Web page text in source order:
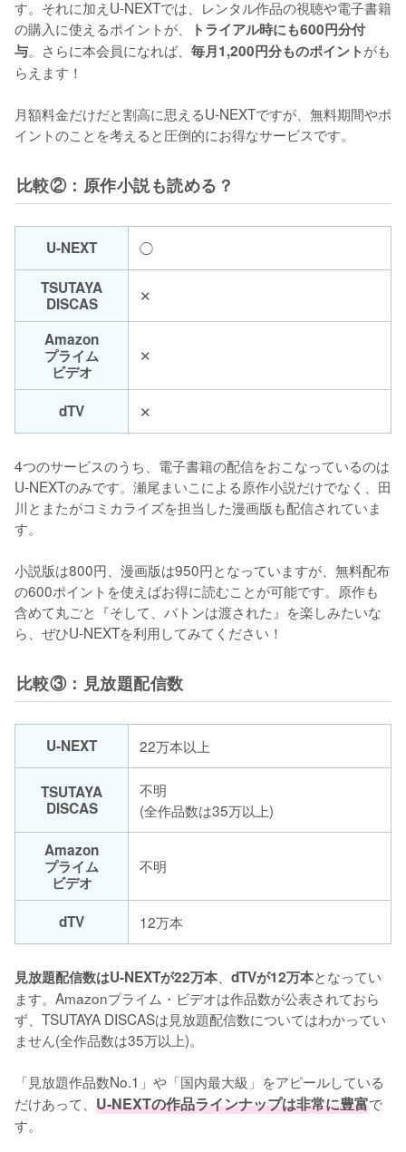
す。それに加えU-NEXTでは、レンタル作品の視聴や電子書籍
の購入に使えるポイントが、
トライアル時にも600円分付
与。さらに本会員になれば、 毎月1,200円分ものポイントがも
らえます！
月額料金だけだと割高に思えるU-NEXTですが、無料期間やポ
イントのことを考えると圧倒的にお得なサービスです。
比較②：原作小説も読める？
U-NEXT
◯
TSUTAYA
DISCAS
✕
Amazon
プライム
ビデオ
✕
dTV ✕
4つのサービスのうち、電子書籍の配信をおこなっているのは
U-NEXTのみです。瀬尾まいこによる原作小説だけでなく、田
川とまたがコミカライズを担当した漫画版も配信されていま
す。
小説版は800円、漫画版は950円となっていますが、無料配布
の600ポイントを使えばお得に読むことが可能です。原作も
含めて丸ごと『そして、バトンは渡された』を楽しみたいな
ら、ぜひU-NEXTを利用してみてください！
比較③：見放題配信数
U-NEXT 22万本以上
TSUTAYA
DISCAS
不明
(全作品数は35万以上)
Amazon
プライム
ビデオ
不明
dTV 12万本
見放題配信数はU-NEXTが22万本 dTVが12万本となってい
ます。Amazonプライム・ビデオは作品数が公表されておら
ず、TSUTAYA DISCASは見放題配信数についてはわかってい
ません(全作品数は35万以上)。
「見放題作品数No.1」や「国内最大級」をアピールしている
だけあって、 U-NEXTの作品ラインナップは非常に豊富で
す。